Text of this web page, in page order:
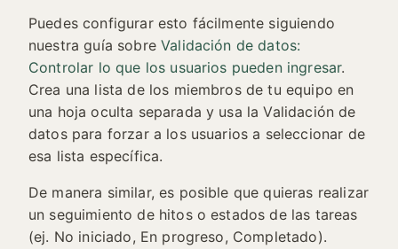
Puedes configurar esto fácilmente siguiendo
nuestra guía sobreValidación de datos:
Controlar lo que los usuarios pueden ingresar.
Crea una lista de los miembros de tu equipo en
una hoja oculta separada y usa la Validación de
datos para forzar a los usuarios a seleccionar de
esa lista específica.
De manera similar, es posible que quieras realizar
un seguimiento de hitos o estados de las tareas
(ej. No iniciado, En progreso, Completado).